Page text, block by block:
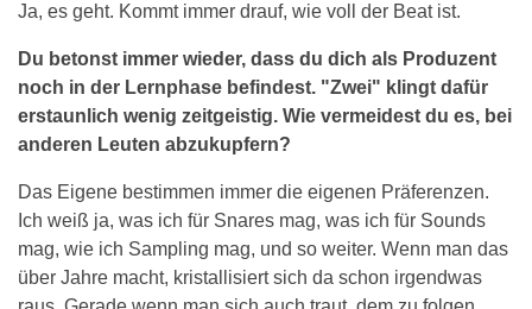
Ja, es geht. Kommt immer drauf, wie voll der Beat ist.
Du betonst immer wieder, dass du dich als Produzent
noch in der Lernphase befindest. "Zwei" klingt dafür
erstaunlich wenig zeitgeistig. Wie vermeidest du es, bei
anderen Leuten abzukupfern?
Das Eigene bestimmen immer die eigenen Präferenzen.
Ich weiß ja, was ich für Snares mag, was ich für Sounds
mag, wie ich Sampling mag, und so weiter. Wenn man das
über Jahre macht, kristallisiert sich da schon irgendwas